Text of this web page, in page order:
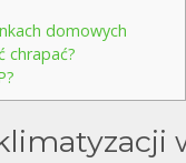
domowych
chrapać?